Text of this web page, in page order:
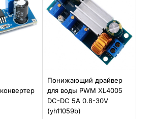
Понижающий драйвер
для воды PWM XL4005
DC-DC 5А 0.8-30V
(yh11059b)